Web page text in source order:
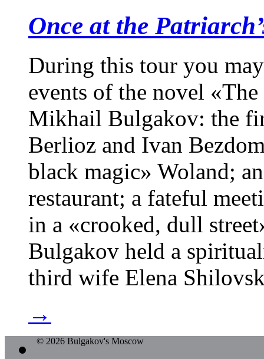
Once at the
During this tour you
events of the novel
Mikhail Bulgakov: the
Berlioz and Ivan
black magic» Woland;
restaurant; a fateful
in a «crooked, dull
Bulgakov held a
third wife Elena
→
© 2026 Bulgakov's Moscow